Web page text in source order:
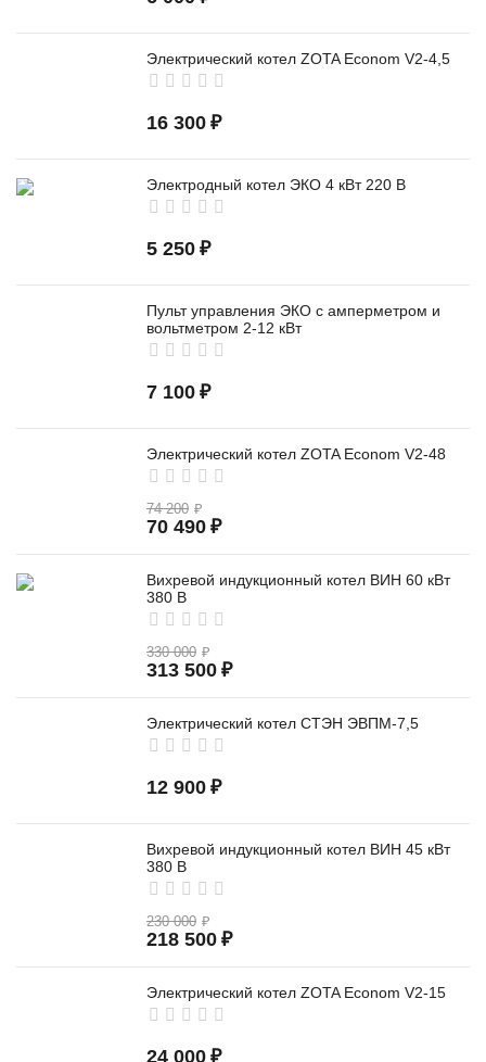
Электрический котел ZOTA Econom V2-4,5
16 300 ₽
Электродный котел ЭКО 4 кВт 220 В
5 250 ₽
Пульт управления ЭКО с амперметром и
вольтметром 2-12 кВт
7 100 ₽
Электрический котел ZOTA Econom V2-48
74 200 ₽
70 490 ₽
Вихревой индукционный котел ВИН 60 кВт
380 В
330 000 ₽
313 500 ₽
Электрический котел СТЭН ЭВПМ-7,5
12 900 ₽
Вихревой индукционный котел ВИН 45 кВт
380 В
230 000 ₽
218 500 ₽
Электрический котел ZOTA Econom V2-15
24 000 ₽